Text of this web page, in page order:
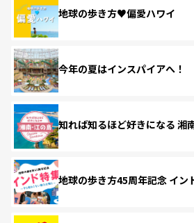
地球の歩き方♥偏愛ハワイ
今年の夏はインスパイアへ！
知れば知るほど好きになる 湘
地球の歩き方45周年記念 イン